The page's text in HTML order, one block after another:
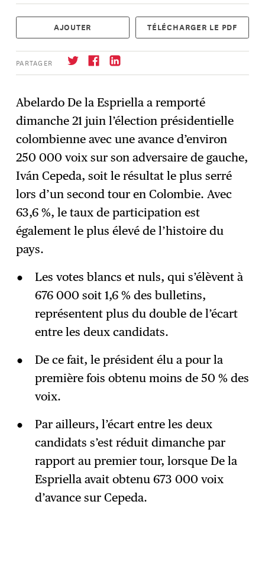
AJOUTER TÉLÉCHARGER LE PDF
PARTAGER
→ S'abonner
Abelardo De la Espriella a remporté
dimanche 21 juin l’élection présidentielle
colombienne avec une avance d’environ
250 000 voix sur son adversaire de gauche,
Iván Cepeda, soit le résultat le plus serré
lors d’un second tour en Colombie. Avec
63,6 %, le taux de participation est
également le plus élevé de l’histoire du
pays.
Les votes blancs et nuls, qui s’élèvent à
676 000 soit 1,6 % des bulletins,
représentent plus du double de l’écart
entre les deux candidats.
De ce fait, le président élu a pour la
première fois obtenu moins de 50 % des
voix.
Par ailleurs, l’écart entre les deux
candidats s’est réduit dimanche par
rapport au premier tour, lorsque De la
Espriella avait obtenu 673 000 voix
d’avance sur Cepeda.